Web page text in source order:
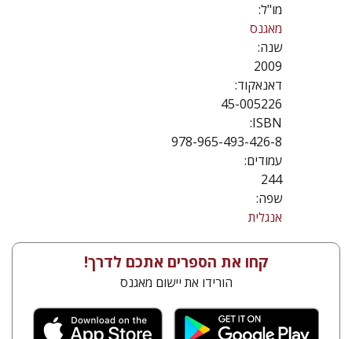
מו"ל:
מאגנס
שנה:
2009
דאנאקוד:
45-005226
ISBN:
978-965-493-426-8
עמודים:
244
שפה:
אנגלית
קחו את הספרים אתכם לדרך!
הורידו את יישום מאגנס